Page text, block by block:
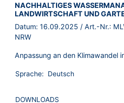
BROSCHÜRE:
NACHHALTIGES
LANDWIRTSCHAFT UND
Datum: 16.09.2025 / Art.-Nr.:
NRW
Anpassung an den Klimawandel
Sprache: Deutsch
DOWNLOADS